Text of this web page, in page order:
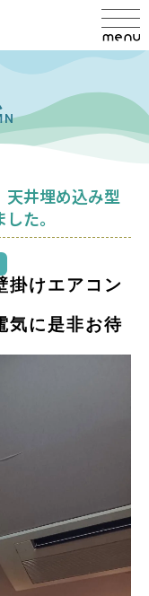
天井埋め込み型
た。
掛けエアコン
気に是非お待